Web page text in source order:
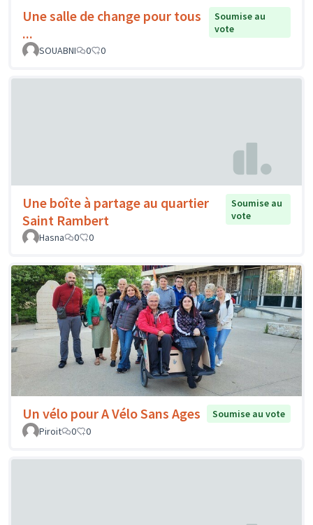
Une salle de change pour tous
...
Soumise au
vote
SOUABNI
0 0
Une boîte à partage au quartier
Saint Rambert
Soumise au
vote
Hasna
0 0
Un vélo pour A Vélo Sans Ages
Soumise au vote
Piroit
0 0